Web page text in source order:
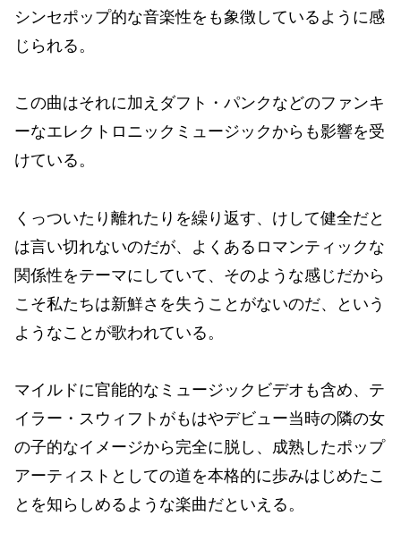
シンセポップ的な音楽性をも象徴しているように感
じられる。
この曲はそれに加えダフト・パンクなどのファンキ
ーなエレクトロニックミュージックからも影響を受
けている。
くっついたり離れたりを繰り返す、けして健全だと
は言い切れないのだが、よくあるロマンティックな
関係性をテーマにしていて、そのような感じだから
こそ私たちは新鮮さを失うことがないのだ、という
ようなことが歌われている。
マイルドに官能的なミュージックビデオも含め、テ
イラー・スウィフトがもはやデビュー当時の隣の女
の子的なイメージから完全に脱し、成熟したポップ
アーティストとしての道を本格的に歩みはじめたこ
とを知らしめるような楽曲だといえる。